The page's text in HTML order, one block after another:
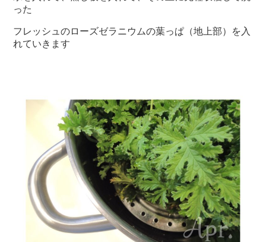
った
フレッシュのローズゼラニウムの葉っぱ（地上部）を入
れていきます